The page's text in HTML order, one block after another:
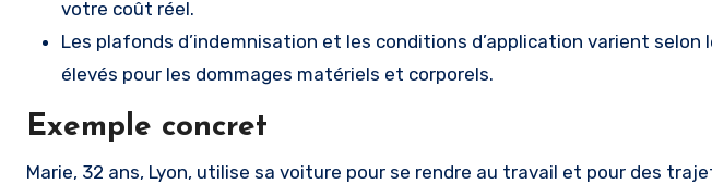
votre coût réel.
Les plafonds d’indemnisation et les conditions d’application varient selon
élevés pour les dommages matériels et corporels.
Exemple concret
Marie, 32 ans, Lyon, utilise sa voiture pour se rendre au travail et pour des